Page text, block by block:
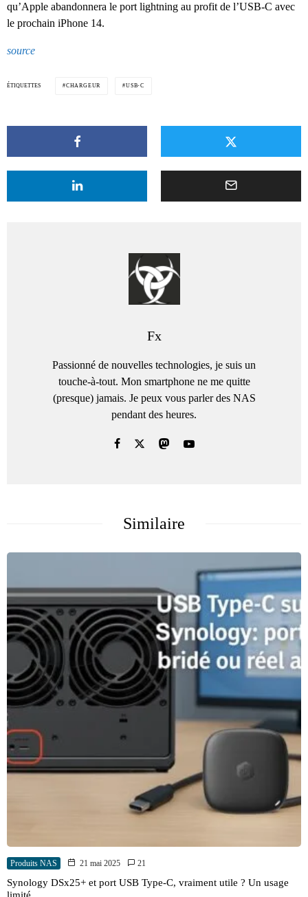
qu’Apple abandonnera le port lightning au profit de l’USB-C avec
le prochain iPhone 14.
source
ÉTIQUETTES CHARGEUR USB-C
Fx
Passionné de nouvelles technologies, je suis un
touche-à-tout. Mon smartphone ne me quitte
(presque) jamais. Je peux vous parler des NAS
pendant des heures.
Similaire
Produits NAS 21 mai 2025 21
Synology DSx25+ et port USB Type-C, vraiment utile ? Un usage